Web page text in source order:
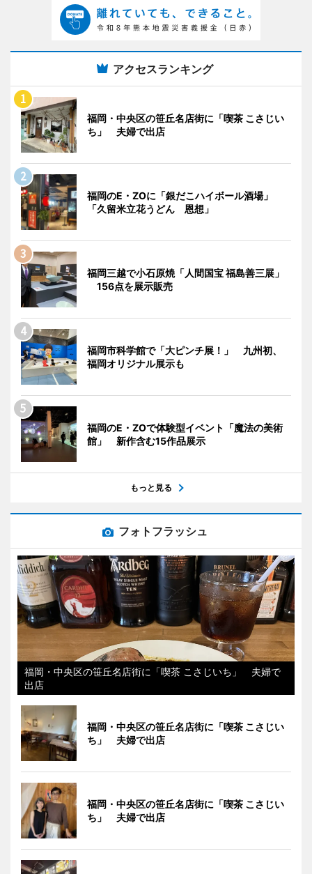
アクセスランキング
福岡・中央区の笹丘名店街に「喫茶 こさじい
ち」 夫婦で出店
福岡のE・ZOに「銀だこハイボール酒場」
「久留米立花うどん 恩想」
福岡三越で小石原焼「人間国宝 福島善三展」
156点を展示販売
福岡市科学館で「大ピンチ展！」 九州初、
福岡オリジナル展示も
福岡のE・ZOで体験型イベント「魔法の美術
館」 新作含む15作品展示
もっと見る
フォトフラッシュ
福岡・中央区の笹丘名店街に「喫茶 こさじいち」 夫婦で
出店
福岡・中央区の笹丘名店街に「喫茶 こさじい
ち」 夫婦で出店
福岡・中央区の笹丘名店街に「喫茶 こさじい
ち」 夫婦で出店